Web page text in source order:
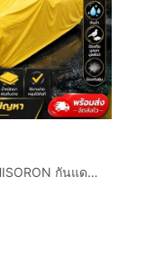
⭐ ผ้าคลุมรถเก๋ง HISORON กันแดด กันน้ำ ผ้า 2 ชั้น มี 4 ขนาด ส่งฟรี